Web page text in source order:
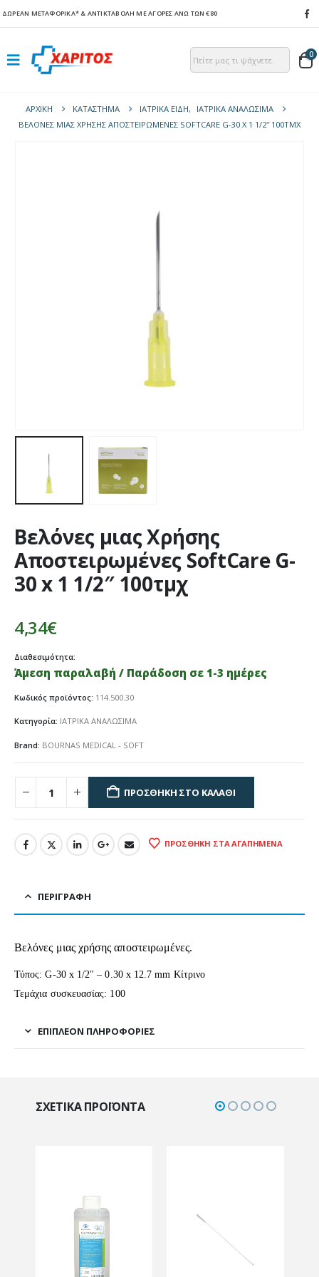
ΔΩΡΕΑΝ ΜΕΤΑΦΟΡΙΚΑ* & ΑΝΤΙΚΤΑΒΟΛΗ ΜΕ ΑΓΟΡΕΣ ΑΝΩ ΤΩΝ €80
0
ΑΡΧΙΚΉ ΚΑΤΆΣΤΗΜΑ ΙΑΤΡΙΚΑ ΕΙΔΗ,
ΙΑΤΡΙΚΑ ΑΝΑΛΩΣΙΜΑ
ΒΕΛΌΝΕΣ ΜΙΑΣ ΧΡΉΣΗΣ ΑΠΟΣΤΕΙΡΩΜΈΝΕΣ SOFTCARE G-30 X 1 1/2″ 100ΤΜΧ
Βελόνες μιας Χρήσης
Αποστειρωμένες SoftCare G-
30 x 1 1/2″ 100τμχ
4,34€
Διαθεσιμότητα:
Άμεση παραλαβή / Παράδοση σε 1-3 ημέρες
Κωδικός προϊόντος: 114.500.30
Κατηγορία: ΙΑΤΡΙΚΑ ΑΝΑΛΩΣΙΜΑ
Brand: BOURNAS MEDICAL - SOFT
ΠΡΟΣΘΉΚΗ ΣΤΟ ΚΑΛΆΘΙ
ΠΡΟΣΘΉΚΗ ΣΤΑ ΑΓΑΠΗΜΈΝΑ
ΠΕΡΙΓΡΑΦΉ
Βελόνες μιας χρήσης αποστειρωμένες.
Τύπος: G-30 x 1/2″ – 0.30 x 12.7 mm Κίτρινο
Τεμάχια συσκευασίας: 100
ΕΠΙΠΛΈΟΝ ΠΛΗΡΟΦΟΡΊΕΣ
ΣΧΕΤΙΚΆ ΠΡΟΪΌΝΤΑ